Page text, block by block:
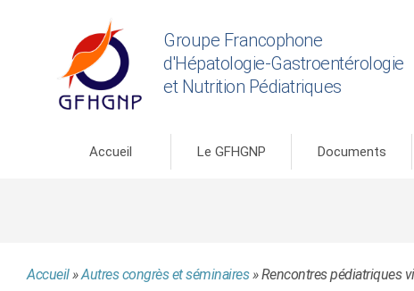
Groupe Francophone
d'Hépatologie-Gastroentérologie
et Nutrition Pédiatriques
Accueil Le GFHGNP Documents
Accueil»Autres congrès et séminaires»Rencontres pédiatriques